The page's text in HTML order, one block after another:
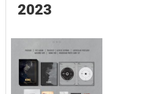
2023